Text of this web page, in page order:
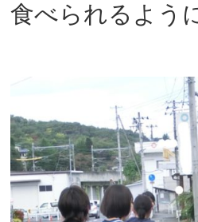
食べられるよう